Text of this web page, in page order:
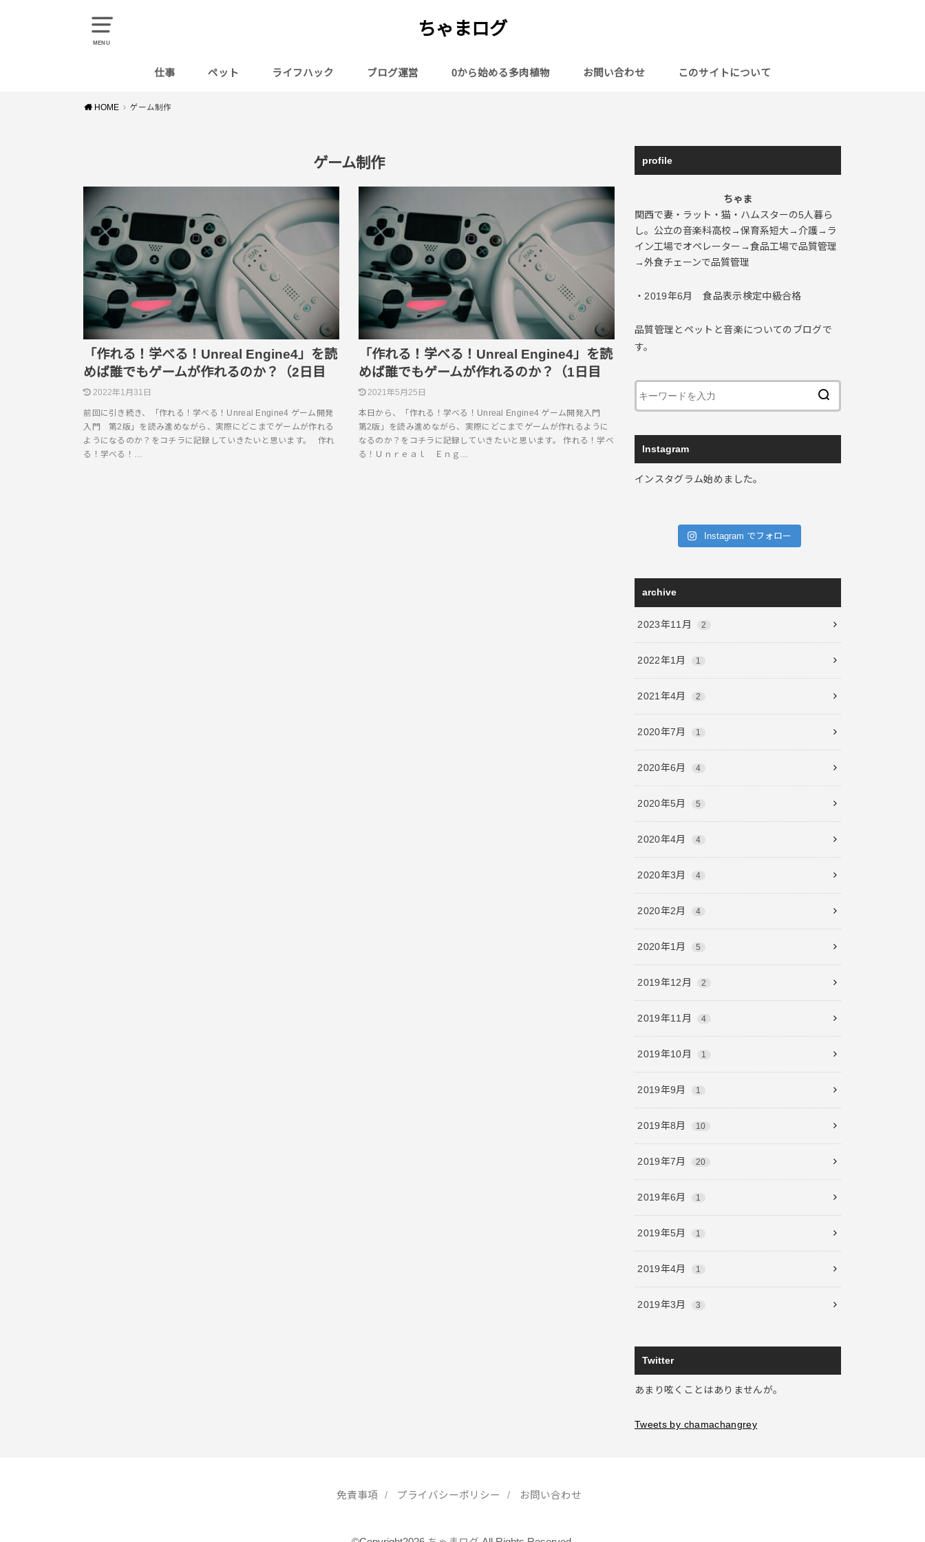
MENU
ちゃまログ
仕事 ペット ライフハック ブログ運営 0から始める多肉植物 お問い合わせ このサイトについて
HOME ゲーム制作
ゲーム制作
「作れる！学べる！Unreal Engine4」を読
めば誰でもゲームが作れるのか？（2日目
2022年1月31日
前回に引き続き、「作れる！学べる！Unreal Engine4 ゲーム開発
入門 第2版」を読み進めながら、実際にどこまでゲームが作れる
ようになるのか？をコチラに記録していきたいと思います。 作れ
る！学べる！…
「作れる！学べる！Unreal Engine4」を読
めば誰でもゲームが作れるのか？（1日目
2021年5月25日
本日から、「作れる！学べる！Unreal Engine4 ゲーム開発入門
第2版」を読み進めながら、実際にどこまでゲームが作れるように
なるのか？をコチラに記録していきたいと思います。 作れる！学べ
る！Ｕｎｒｅａｌ Ｅｎｇ…
profile
ちゃま
関西で妻・ラット・猫・ハムスターの5人暮ら
し。公立の音楽科高校→保育系短大→介護→ラ
イン工場でオペレーター→食品工場で品質管理
→外食チェーンで品質管理
・2019年6月 食品表示検定中級合格
品質管理とペットと音楽についてのブログで
す。
Instagram
インスタグラム始めました。
Instagram でフォロー
archive
2023年11月 2
2022年1月 1
2021年4月 2
2020年7月 1
2020年6月 4
2020年5月 5
2020年4月 4
2020年3月 4
2020年2月 4
2020年1月 5
2019年12月 2
2019年11月 4
2019年10月 1
2019年9月 1
2019年8月 10
2019年7月 20
2019年6月 1
2019年5月 1
2019年4月 1
2019年3月 3
Twitter
あまり呟くことはありませんが。
Tweets by chamachangrey
免責事項 プライバシーポリシー お問い合わせ